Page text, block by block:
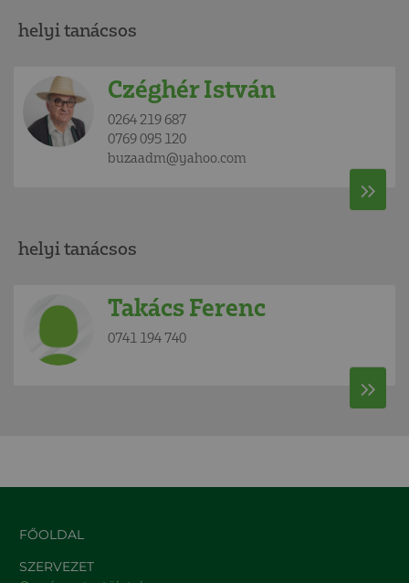
helyi tanácsos
Czéghér István
0264 219 687
0769 095 120
buzaadm@yahoo.com
helyi tanácsos
Takács Ferenc
0741 194 740
FŐOLDAL
SZERVEZET